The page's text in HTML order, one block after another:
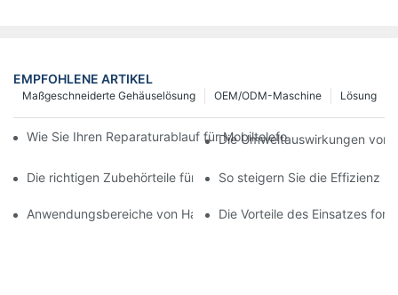
EMPFOHLENE ARTIKEL
Lösung
OEM/ODM-Maschine
Maßgeschneiderte Gehäuselösung
Wie Sie Ihren Reparaturablauf für Mobiltelefone mit moderner
Die Umweltauswirkungen von
Die richtigen Zubehörteile für Ihr Handy-So steigern Sie die Effizienz
Anwendungsbereiche von Handy-Reparaturmaschinen bei
Die Vorteile des Einsatzes